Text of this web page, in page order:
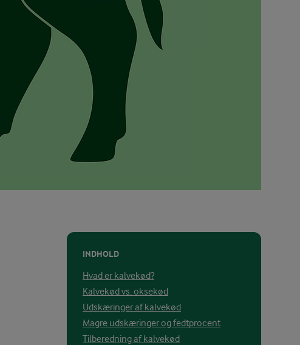
INDHOLD
Hvad er kalvekød?
Kalvekød vs. oksekød
Udskæringer af kalvekød
Magre udskæringer og fedtprocent
Tilberedning af kalvekød